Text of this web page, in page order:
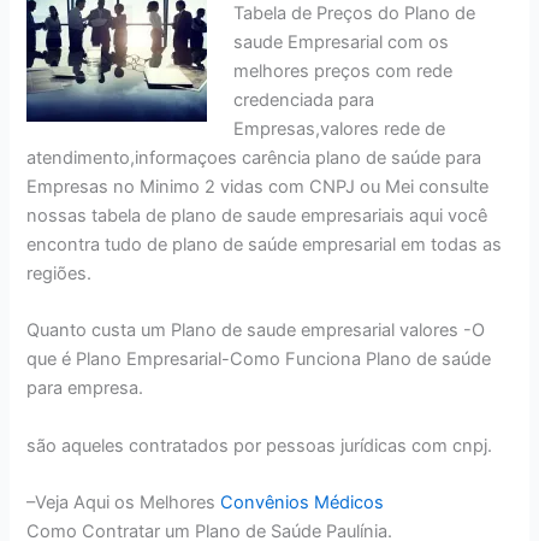
Tabela de Preços do Plano de
saude Empresarial com os
melhores preços com rede
credenciada para
Empresas,valores rede de
atendimento,informaçoes carência plano de saúde para
Empresas no Minimo 2 vidas com CNPJ ou Mei consulte
nossas tabela de plano de saude empresariais aqui você
encontra tudo de plano de saúde empresarial em todas as
regiões.
Quanto custa um Plano de saude empresarial valores -O
que é Plano Empresarial-Como Funciona Plano de saúde
para empresa.
são aqueles contratados por pessoas jurídicas com cnpj.
–Veja Aqui os MelhoresConvênios Médicos
Como Contratar um Plano de Saúde Paulínia.